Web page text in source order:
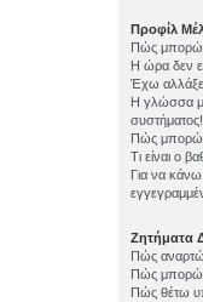
Προφίλ
Πώς μπορώ
Η ώρα δεν
Έχω
Η γλώσσα
συστήματος!
Πώς μπορώ
Τι είναι ο
Για να
Ζητήματα
Πώς
Πώς μπορώ
Πώς θέτω